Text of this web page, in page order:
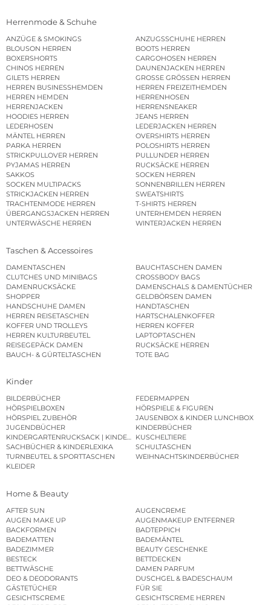
Herrenmode & Schuhe
ANZÜGE & SMOKINGS
ANZUGSSCHUHE HERREN
BLOUSON HERREN
BOOTS HERREN
BOXERSHORTS
CARGOHOSEN HERREN
CHINOS HERREN
DAUNENJACKEN HERREN
GILETS HERREN
GROSSE GRÖSSEN HERREN
HERREN BUSINESSHEMDEN
HERREN FREIZEITHEMDEN
HERREN HEMDEN
HERRENHOSEN
HERRENJACKEN
HERRENSNEAKER
HOODIES HERREN
JEANS HERREN
LEDERHOSEN
LEDERJACKEN HERREN
MÄNTEL HERREN
OVERSHIRTS HERREN
PARKA HERREN
POLOSHIRTS HERREN
STRICKPULLOVER HERREN
PULLUNDER HERREN
PYJAMAS HERREN
RUCKSÄCKE HERREN
SAKKOS
SOCKEN HERREN
SOCKEN MULTIPACKS
SONNENBRILLEN HERREN
STRICKJACKEN HERREN
SWEATSHIRTS
TRACHTENMODE HERREN
T-SHIRTS HERREN
ÜBERGANGSJACKEN HERREN
UNTERHEMDEN HERREN
UNTERWÄSCHE HERREN
WINTERJACKEN HERREN
Taschen & Accessoires
DAMENTASCHEN
BAUCHTASCHEN DAMEN
CLUTCHES UND MINIBAGS
CROSSBODY BAGS
DAMENRUCKSÄCKE
DAMENSCHALS & DAMENTÜCHER
SHOPPER
GELDBÖRSEN DAMEN
HANDSCHUHE DAMEN
HANDTASCHEN
HERREN REISETASCHEN
HARTSCHALENKOFFER
KOFFER UND TROLLEYS
HERREN KOFFER
HERREN KULTURBEUTEL
LAPTOPTASCHEN
REISEGEPÄCK DAMEN
RUCKSÄCKE HERREN
BAUCH- & GÜRTELTASCHEN
TOTE BAG
Kinder
BILDERBÜCHER
FEDERMAPPEN
HÖRSPIELBOXEN
HÖRSPIELE & FIGUREN
HÖRSPIEL ZUBEHÖR
JAUSENBOX & KINDER LUNCHBOX
JUGENDBÜCHER
KINDERBÜCHER
KINDERGARTENRUCKSACK | KINDERGARTENBEUTEL
KUSCHELTIERE
SACHBÜCHER & KINDERLEXIKA
SCHULTASCHEN
TURNBEUTEL & SPORTTASCHEN
WEIHNACHTSKINDERBÜCHER
KLEIDER
Home & Beauty
AFTER SUN
AUGENCREME
AUGEN MAKE UP
AUGENMAKEUP ENTFERNER
BACKFORMEN
BADTEPPICH
BADEMATTEN
BADEMÄNTEL
BADEZIMMER
BEAUTY GESCHENKE
BESTECK
BETTDECKEN
BETTWÄSCHE
DAMEN PARFUM
DEO & DEODORANTS
DUSCHGEL & BADESCHAUM
GÄSTETÜCHER
FÜR SIE
GESICHTSCREME
GESICHTSCREME HERREN